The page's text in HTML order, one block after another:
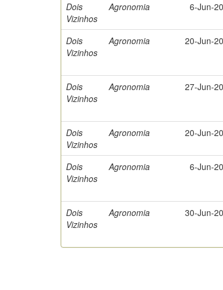
Dois
Vizinhos
Agronomia 6-Jun-
Dois
Vizinhos
Agronomia 20-Jun-
Dois
Vizinhos
Agronomia 27-Jun-
Dois
Vizinhos
Agronomia 20-Jun-
Dois
Vizinhos
Agronomia 6-Jun-
Dois
Vizinhos
Agronomia 30-Jun-